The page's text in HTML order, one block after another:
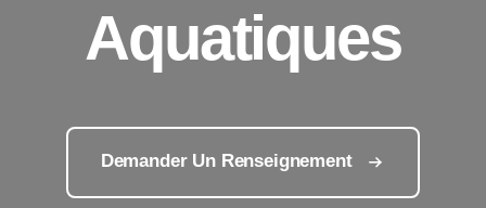
Aquatiques
Demander Un Renseignement